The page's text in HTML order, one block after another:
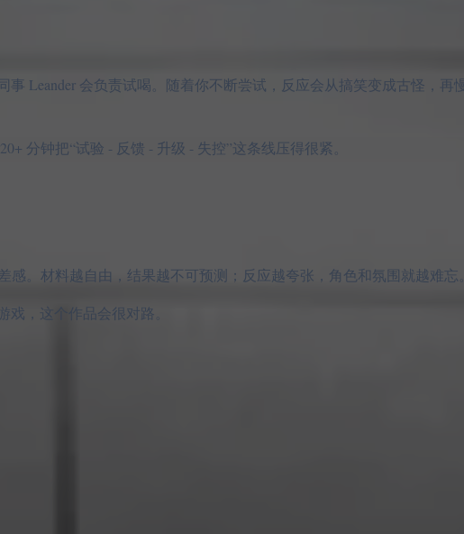
Leander 会负责试喝。随着你不断尝试，反应会从搞笑变成古怪，再
分钟把“试验 - 反馈 - 升级 - 失控”这条线压得很紧。
。材料越自由，结果越不可预测；反应越夸张，角色和氛围就越难忘。
，这个作品会很对路。